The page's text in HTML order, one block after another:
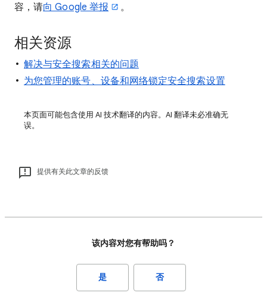
容，请向 Google 举报 。
相关资源
解决与安全搜索相关的问题
为您管理的账号、设备和网络锁定安全搜索设置
本页面可能包含使用 AI 技术翻译的内容。AI 翻译未必准确无
误。
提供有关此文章的反馈
该内容对您有帮助吗？
是 否